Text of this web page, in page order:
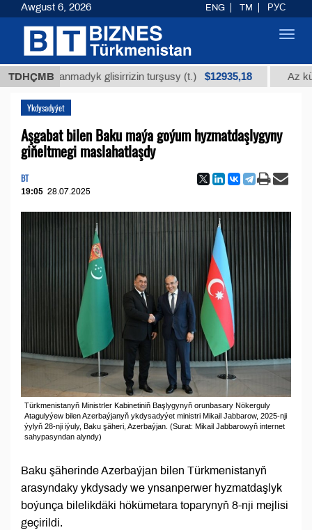
TDHÇMB glisirrizin turşusy (t.) $12935,18 Az kükürtli
Ykdysadyýet
Aşgabat bilen Baku maýa goýum hyzmatdaşlygyny
giňeltmegi maslahatlaşdy
BT
19:05 28.07.2025
Türkmenistanyň Ministrler Kabinetiniň Başlygynyň orunbasary Nökerguly
Atagulyýew bilen Azerbaýjanyň ykdysadyýet ministri Mikail Jabbarow, 2025-nji
ýylyň 28-nji iýuly, Baku şäheri, Azerbaýjan. (Surat: Mikail Jabbarowyň internet
sahypasyndan alyndy)
Baku şäherinde Azerbaýjan bilen Türkmenistanyň
arasyndaky ykdysady we ynsanperwer hyzmatdaşlyk
boýunça bilelikdäki hökümetara toparynyň 8-nji mejlisi
geçirildi.
Awgust 6, 2026 ENG TM РУС